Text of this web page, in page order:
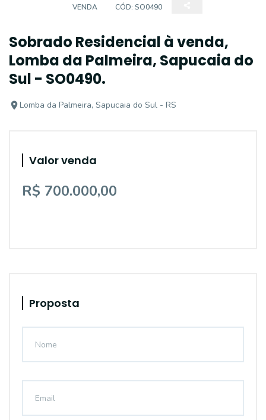
VENDA CÓD: SO0490
Sobrado Residencial à venda,
Lomba da Palmeira, Sapucaia do
Sul - SO0490.
Lomba da Palmeira, Sapucaia do Sul - RS
Valor venda
R$ 700.000,00
Proposta